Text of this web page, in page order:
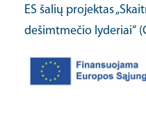
ES šalių projektas
dešimtmečio lyderiai“